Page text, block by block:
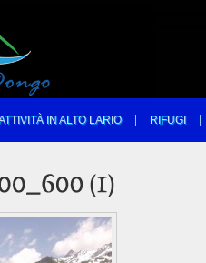
IN ALTO LARIO RIFUGI